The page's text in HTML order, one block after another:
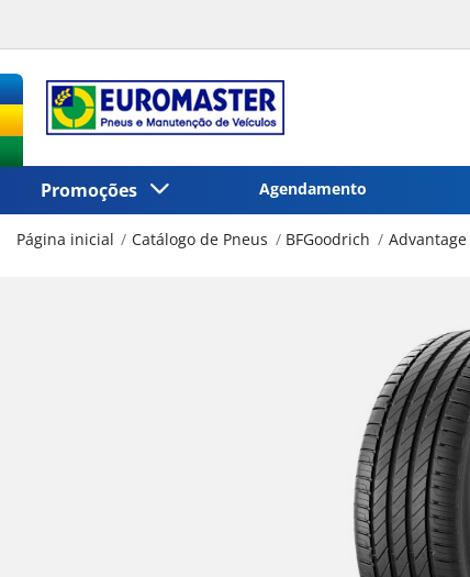
Promoções Agendamento
Página inicial Catálogo de Pneus BFGoodrich Advantage